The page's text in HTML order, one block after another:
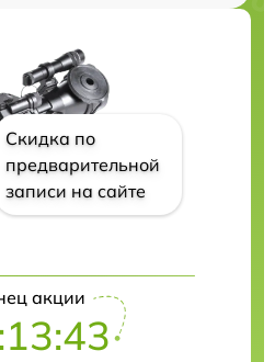
Скидка по
предварительной
записи на сайте
акции